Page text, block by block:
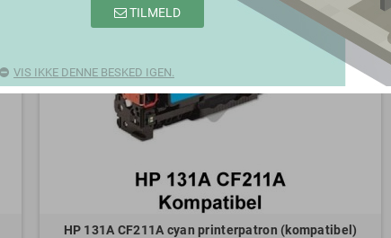
HP 131A CF211A cyan printerpatron (kompatibel)
TILMELD
VIS IKKE DENNE BESKED IGEN.